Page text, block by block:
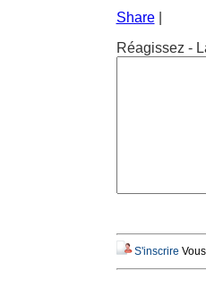
Share
Réagissez -
S'inscrire